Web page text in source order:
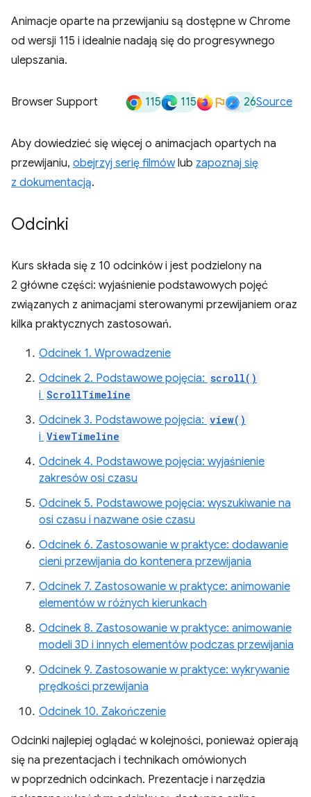
Animacje oparte na przewijaniu są dostępne w Chrome
od wersji 115 i idealnie nadają się do progresywnego
ulepszania.
Browser Support 115 115 26Source
Aby dowiedzieć się więcej o animacjach opartych na
przewijaniu, obejrzyj serię filmówlub zapoznaj się
z dokumentacją.
Odcinki
Kurs składa się z 10 odcinków i jest podzielony na
2 główne części: wyjaśnienie podstawowych pojęć
związanych z animacjami sterowanymi przewijaniem oraz
kilka praktycznych zastosowań.
Odcinek 1. Wprowadzenie
Odcinek 2. Podstawowe pojęcia: scroll()
i ScrollTimeline
Odcinek 3. Podstawowe pojęcia: view()
i ViewTimeline
Odcinek 4. Podstawowe pojęcia: wyjaśnienie
zakresów osi czasu
Odcinek 5. Podstawowe pojęcia: wyszukiwanie na
osi czasu i nazwane osie czasu
Odcinek 6. Zastosowanie w praktyce: dodawanie
cieni przewijania do kontenera przewijania
Odcinek 7. Zastosowanie w praktyce: animowanie
elementów w różnych kierunkach
Odcinek 8. Zastosowanie w praktyce: animowanie
modeli 3D i innych elementów podczas przewijania
Odcinek 9. Zastosowanie w praktyce: wykrywanie
prędkości przewijania
Odcinek 10. Zakończenie
Odcinki najlepiej oglądać w kolejności, ponieważ opierają
się na prezentacjach i technikach omówionych
w poprzednich odcinkach. Prezentacje i narzędzia